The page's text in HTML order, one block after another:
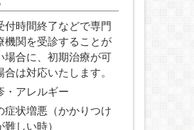
付時間終了などで専門
機関を受診することが
場合に、初期治療が可
合は対応いたします。
・アレルギー
症状増悪（かかりつけ
難しい時）